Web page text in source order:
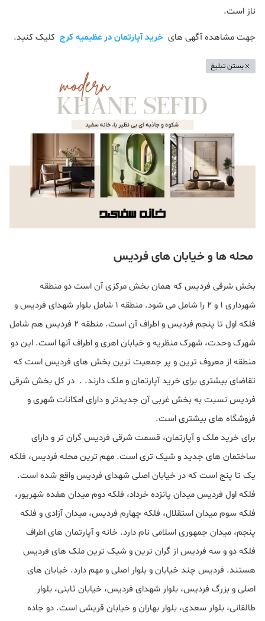
ناز است.
جهت مشاهده آگهی های خرید آپارتمان در عظیمیه کرج کلیک کنید.
بستن تبلیغ
محله ها و خیابان های فردیس
بخش شرقی فردیس که همان بخش مرکزی آن است دو منطقه
شهرداری 1 و 2 را شامل می شود. منطقه 1 شامل بلوار شهدای فردیس و
فلکه اول تا پنجم فردیس و اطراف آن است. منطقه 2 فردیس هم شامل
شهرک وحدت، شهرک منظریه و خیابان اهری و اطراف آنها است. این دو
منطقه از معروف ترین و پر جمعیت ترین بخش های فردیس است که
تقاضای بیشتری برای خرید آپارتمان و ملک دارند. . در کل بخش شرقی
فردیس نسبت به بخش غربی آن جدیدتر و دارای امکانات شهری و
فروشگاه های بیشتری است.
برای خرید ملک و آپارتمان، قسمت شرقی فردیس گران تر و دارای
ساختمان های جدید و شیک تری است. مهم ترین محله فردیس، فلکه
یک تا پنج است که در خیابان اصلی شهدای فردیس واقع شده است.
فلکه اول فردیس میدان پانزده خرداد، فلکه دوم میدان هفده شهریور،
فلکه سوم میدان استقلال، فلکه چهارم فردیس، میدان آزادی و فلکه
پنجم، میدان جمهوری اسلامی نام دارد. خانه و آپارتمان های اطراف
فلکه دو و سه فردیس از گران ترین و شیک ترین ملک های فردیس
هستند. فردیس چند خیابان و بلوار اصلی و مهم دارد. خیابان های
اصلی و بزرگ فردیس، بلوار شهدای فردیس، خیابان ثابتی، بلوار
طالقانی، بلوار سعدی، بلوار بهاران و خیابان قریشی است. دو جاده